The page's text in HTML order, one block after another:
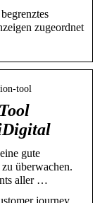
zugeordnet
tool
gute
überwachen.
aller …
journey